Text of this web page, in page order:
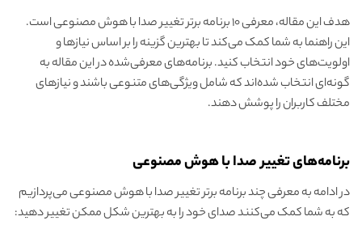
هدف این مقاله، معرفی ۱۰ برنامه برتر تغییر صدا با هوش مصنوعی است.
این راهنما به شما کمک می‌کند تا بهترین گزینه را بر اساس نیازها و
اولویت‌های خود انتخاب کنید. برنامه‌های معرفی‌شده در این مقاله به
گونه‌ای انتخاب شده‌اند که شامل ویژگی‌های متنوعی باشند و نیازهای
مختلف کاربران را پوشش دهند.
برنامه‌های تغییر صدا با هوش مصنوعی
در ادامه به معرفی چند برنامه برتر تغییر صدا با هوش مصنوعی می‌پردازیم
که به شما کمک می‌کنند صدای خود را به بهترین شکل ممکن تغییر دهید: